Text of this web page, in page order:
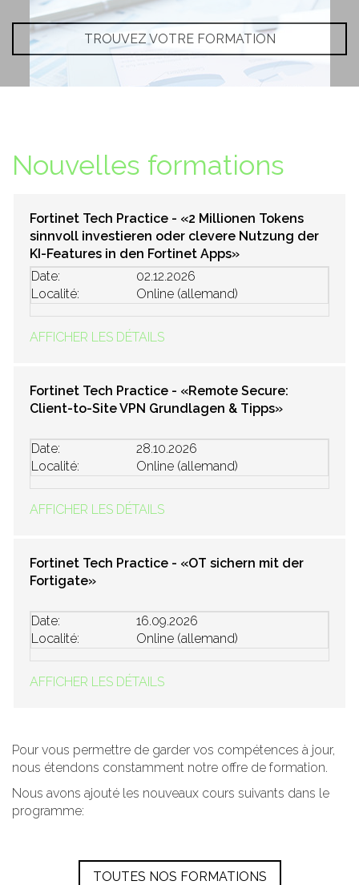
TROUVEZ VOTRE FORMATION
Nouvelles formations
Fortinet Tech Practice - «2 Millionen Tokens
sinnvoll investieren oder clevere Nutzung der
KI-Features in den Fortinet Apps»
Date:
02.12.2026
Localité:
Online (allemand)
AFFICHER LES DÉTAILS
Fortinet Tech Practice - «Remote Secure:
Client-to-Site VPN Grundlagen & Tipps»
Date:
28.10.2026
Localité:
Online (allemand)
AFFICHER LES DÉTAILS
Fortinet Tech Practice - «OT sichern mit der
Fortigate»
Date:
16.09.2026
Localité:
Online (allemand)
AFFICHER LES DÉTAILS
Pour vous permettre de garder vos compétences à jour,
nous étendons constamment notre offre de formation.
Nous avons ajouté les nouveaux cours suivants dans le
programme:
TOUTES NOS FORMATIONS